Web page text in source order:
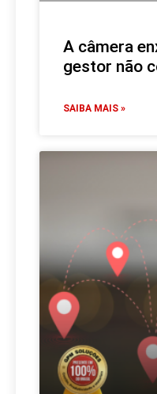
A câmera
gestor não
SAIBA MAIS »